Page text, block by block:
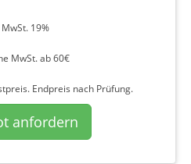
19%
MwSt. ab 60€
Endpreis nach Prüfung.
anfordern